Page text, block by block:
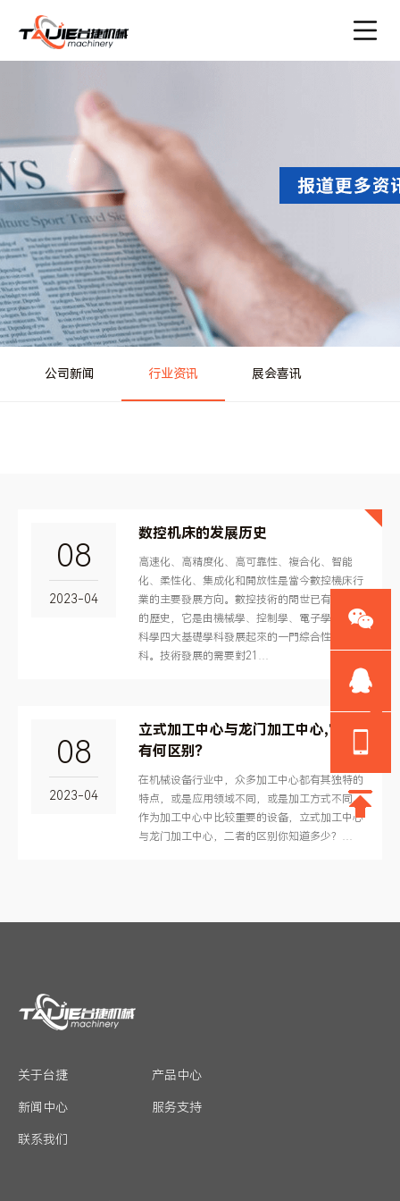
公司新闻 行业资讯 展会喜讯
08
2023-04
数控机床的发展历史
高速化、高精度化、高可靠性、複合化、智能
化、柔性化、集成化和開放性是當今數控機床行
業的主要發展方向。數控技術的問世已有40多年
的歷史，它是由機械學、控制學、電子學、電腦
科學四大基礎學科發展起來的一門綜合性新型學
科。技術發展的需要對21…
08
2023-04
立式加工中心与龙门加工中心,它们
有何区别?
在机械设备行业中，众多加工中心都有其独特的
特点，或是应用领域不同，或是加工方式不同。
作为加工中心中比较重要的设备，立式加工中心
与龙门加工中心，二者的区别你知道多少？…
关于台捷 产品中心
新闻中心 服务支持
联系我们